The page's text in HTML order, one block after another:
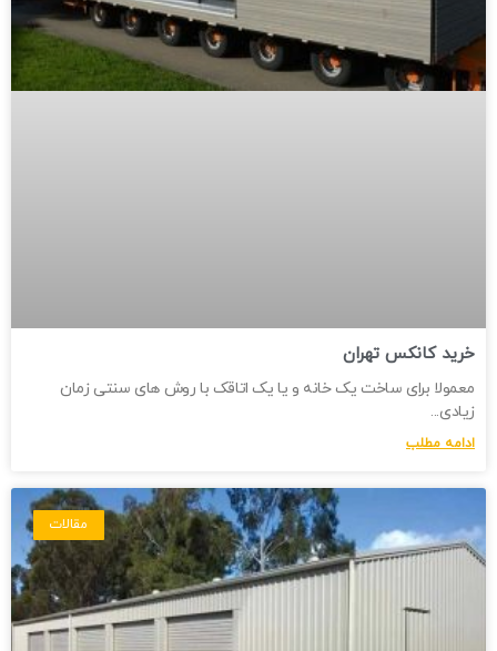
خرید کانکس تهران
معمولا برای ساخت یک خانه و یا یک اتاقک با روش های سنتی زمان
زیادی
ادامه مطلب
مقالات